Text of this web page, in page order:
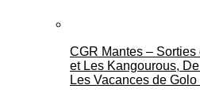
CGR Mantes –
et Les Kangourous,
Les Vacances de